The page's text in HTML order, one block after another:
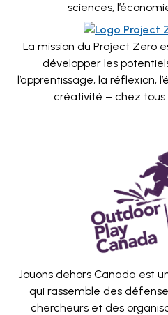
sciences,
La mission du Project Zero
développer les
l’apprentissage, la réflexion,
créativité – chez tous
Jouons dehors Canada est
qui rassemble des
chercheurs et des